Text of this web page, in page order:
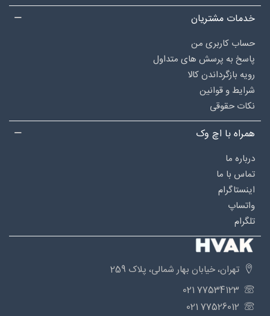
خدمات مشتریان
حساب کاربری من
پاسخ به پرسش های متداول
رویه بازگرداندن کالا
شرایط و قوانین
نکات حقوقی
همراه با اچ وک
درباره‌ ما
تماس با ما
اینستاگرام
واتساپ
تلگرام
تهران، خیابان بهار شمالی، پلاک 259
77534123 021
77526012 021